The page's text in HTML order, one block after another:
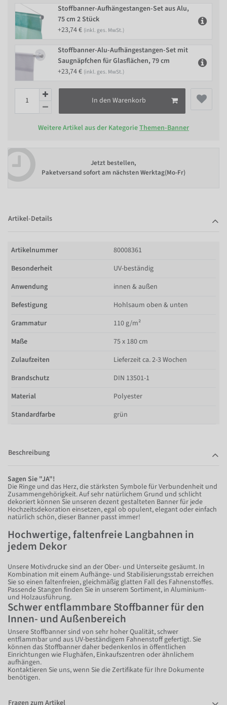
Stoffbanner-Aufhängestangen-Set aus Alu,
75 cm 2 Stück
+23,74 € (inkl. ges. MwSt.)
Stoffbanner-Alu-Aufhängestangen-Set mit
Saugnäpfchen für Glasflächen, 79 cm
+23,74 € (inkl. ges. MwSt.)
In den Warenkorb
Weitere Artikel aus der KategorieThemen-Banner
Jetzt bestellen,
Paketversand sofort am nächsten Werktag(Mo-Fr)
Artikel-Details
Artikelnummer
80008361
Besonderheit
UV-beständig
Anwendung
innen & außen
Befestigung
Hohlsaum oben & unten
Grammatur
110 g/m²
Maße
75 x 180 cm
Zulaufzeiten
Lieferzeit ca. 2-3 Wochen
Brandschutz
DIN 13501-1
Material
Polyester
Standardfarbe
grün
Beschreibung
Sagen Sie "JA"!
Die Ringe und das Herz, die stärksten Symbole für Verbundenheit und
Zusammengehörigkeit. Auf sehr natürlichem Grund und schlicht
dekoriert können Sie unseren dezent gestalteten Banner für jede
Hochzeitsdekoration einsetzen, egal ob opulent, elegant oder einfach
natürlich schön, dieser Banner passt immer!
Hochwertige, faltenfreie Langbahnen in
jedem Dekor
Unsere Motivdrucke sind an der Ober- und Unterseite gesäumt. In
Kombination mit einem Aufhänge- und Stabilisierungsstab erreichen
Sie so einen faltenfreien, gleichmäßig glatten Fall des Fahnenstoffes.
Passende Stangen finden Sie in unserem Sortiment, in Aluminium-
und Holzausführung.
Schwer entflammbare Stoffbanner für den
Innen- und Außenbereich
Unsere Stoffbanner sind von sehr hoher Qualität, schwer
entflammbar und aus UV-beständigem Fahnenstoff gefertigt. Sie
können das Stoffbanner daher bedenkenlos in öffentlichen
Einrichtungen wie Flughäfen, Einkaufszentren oder ähnlichem
aufhängen.
Kontaktieren Sie uns, wenn Sie die Zertifikate für Ihre Dokumente
benötigen.
Fragen zum Artikel